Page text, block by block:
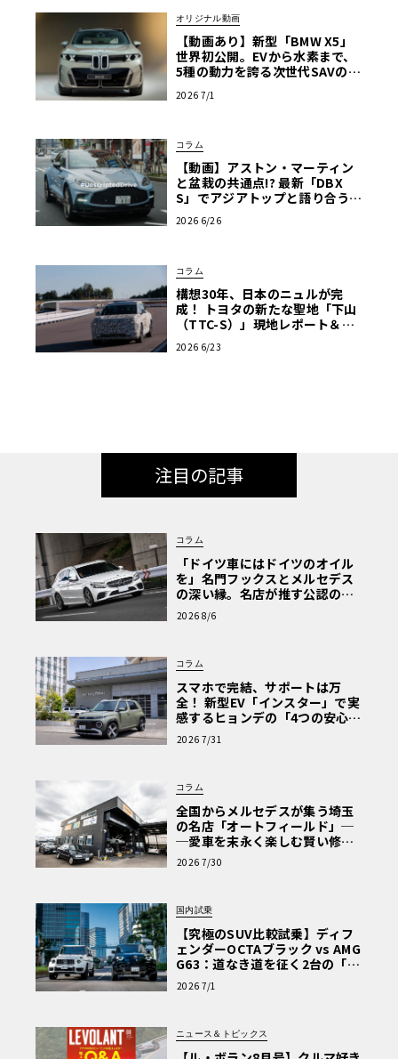
オリジナル動画
【動画あり】新型「BMW X5」
世界初公開。EVから水素まで、
5種の動力を誇る次世代SAVの実
2026 7/1
コラム
【動画】アストン・マーティン
と盆栽の共通点!? 最新「DBX
S」でアジアトップと語り合う東
コベイワセテ 番外編】
2026 6/26
コラム
構想30年、日本のニュルが完
成！ トヨタの新たな聖地「下山
（TTC-S）」現地レポート＆新
2026 6/23
注目の記事
コラム
「ドイツ車にはドイツのオイル
を」名門フックスとメルセデス
の深い縁。名店が推す公認の安
心と、Cクラスで味わうシルキー
な走り〈PR〉
2026 8/6
コラム
スマホで完結、サポートは万
全！ 新型EV「インスター」で実
感するヒョンデの「4つの安心」
【第1回・ヒョンデ6つの疑問：
Why? Hyundai?】〈PR〉
2026 7/31
コラム
全国からメルセデスが集う埼玉
の名店「オートフィールド」─
─愛車を末永く楽しむ賢い修理
術と、プロがフックス製オイル
を選ぶ理由〈PR〉
2026 7/30
国内試乗
【究極のSUV比較試乗】ディフ
ェンダーOCTAブラック vs AMG
G63：道なき道を征く2台の「対
極的アプローチ」
2026 7/1
ニュース＆トピックス